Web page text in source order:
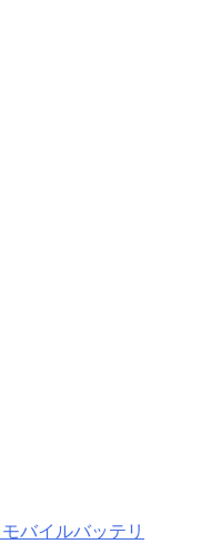
バイルバッテリ